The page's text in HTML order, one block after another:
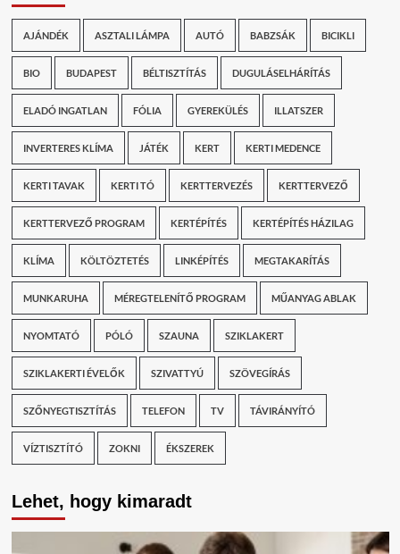
AJÁNDÉK ASZTALI LÁMPA AUTÓ BABZSÁK BICIKLI
BIO BUDAPEST BÉLTISZTÍTÁS DUGULÁSELHÁRÍTÁS
ELADÓ INGATLAN FÓLIA GYEREKÜLÉS ILLATSZER
INVERTERES KLÍMA JÁTÉK KERT KERTI MEDENCE
KERTI TAVAK KERTI TÓ KERTTERVEZÉS KERTTERVEZŐ
KERTTERVEZŐ PROGRAM KERTÉPÍTÉS KERTÉPÍTÉS HÁZILAG
KLÍMA KÖLTÖZTETÉS LINKÉPÍTÉS MEGTAKARÍTÁS
MUNKARUHA MÉREGTELENÍTŐ PROGRAM MŰANYAG ABLAK
NYOMTATÓ PÓLÓ SZAUNA SZIKLAKERT
SZIKLAKERTI ÉVELŐK SZIVATTYÚ SZÖVEGÍRÁS
SZŐNYEGTISZTÍTÁS TELEFON TV TÁVIRÁNYÍTÓ
VÍZTISZTÍTÓ ZOKNI ÉKSZEREK
Lehet, hogy kimaradt